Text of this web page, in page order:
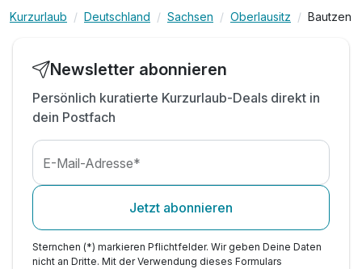
Kurzurlaub Deutschland Sachsen Oberlausitz Bautzen
Newsletter abonnieren
Persönlich kuratierte Kurzurlaub-Deals direkt in
dein Postfach
E-Mail-Adresse*
Jetzt abonnieren
Sternchen (*) markieren Pflichtfelder. Wir geben Deine Daten
nicht an Dritte. Mit der Verwendung dieses Formulars